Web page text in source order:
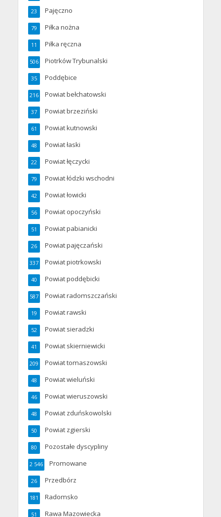
Pajęczno
23
Piłka nożna
79
Piłka ręczna
11
Piotrków Trybunalski
506
Poddębice
35
Powiat bełchatowski
216
Powiat brzeziński
37
Powiat kutnowski
61
Powiat łaski
48
Powiat łęczycki
22
Powiat łódzki wschodni
79
Powiat łowicki
42
Powiat opoczyński
56
Powiat pabianicki
51
Powiat pajęczański
26
Powiat piotrkowski
337
Powiat poddębicki
40
Powiat radomszczański
587
Powiat rawski
19
Powiat sieradzki
52
Powiat skierniewicki
41
Powiat tomaszowski
209
Powiat wieluński
48
Powiat wieruszowski
46
Powiat zduńskowolski
48
Powiat zgierski
50
Pozostałe dyscypliny
80
Promowane
2 546
Przedbórz
26
Radomsko
181
Rawa Mazowiecka
51